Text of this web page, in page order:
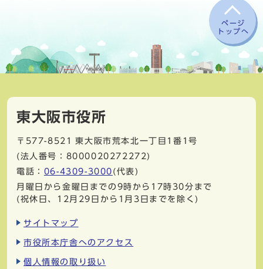
ページ
トップへ
東大阪市役所
〒577-8521
東大阪市荒本北一丁目1番1号
(法人番号：8000020272272)
電話： 06-4309-3000 (代表)
月曜日から金曜日までの9時から17時30分まで
(祝休日、12月29日から1月3日までを除く)
サイトマップ
市役所本庁舎へのアクセス
個人情報の取り扱い